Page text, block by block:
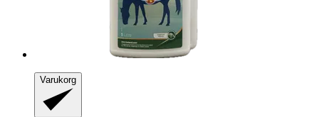
Varukorg